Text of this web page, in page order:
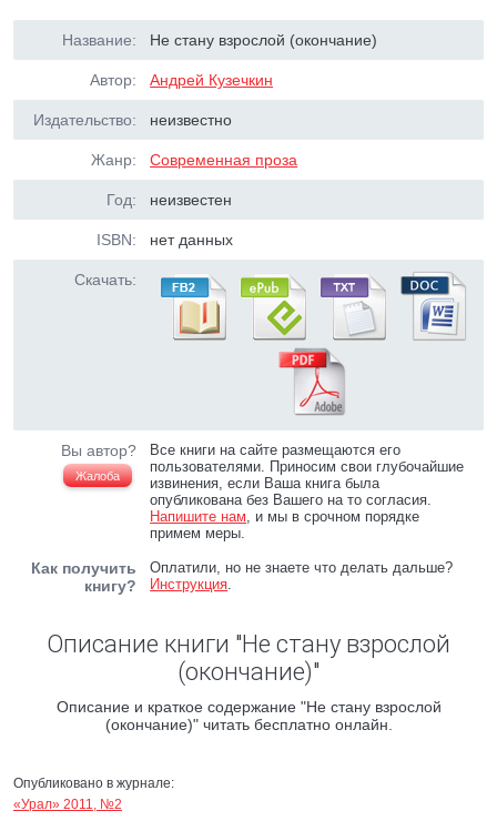
Название: Не стану взрослой (окончание)
Автор: Андрей Кузечкин
Издательство: неизвестно
Жанр: Современная проза
Год: неизвестен
ISBN: нет данных
Скачать:
Вы автор?
Жалоба
Все книги на сайте размещаются его
пользователями. Приносим свои глубочайшие
извинения, если Ваша книга была
опубликована без Вашего на то согласия.
Напишите нам, и мы в срочном порядке
примем меры.
Как получить
книгу?
Оплатили, но не знаете что делать дальше?
Инструкция.
Описание книги "Не стану взрослой
(окончание)"
Описание и краткое содержание "Не стану взрослой
(окончание)" читать бесплатно онлайн.
Опубликовано в журнале:
«Урал» 2011, №2